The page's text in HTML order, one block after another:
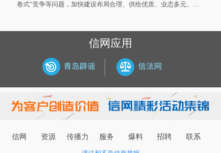
卷式”竞争等问题，加快建设布局合理、供给优质、业态多元、智
信网应用
信网 资源 传播力 服务 爆料 招聘 联系